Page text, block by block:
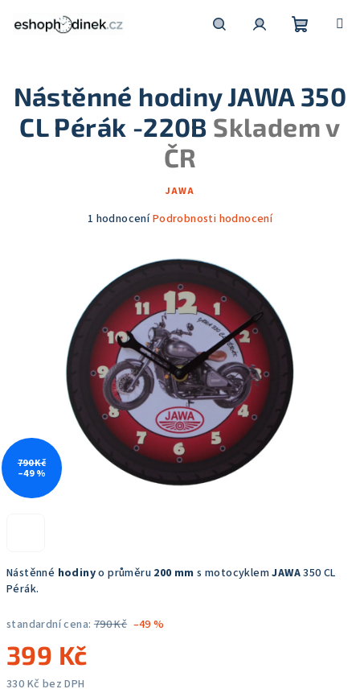
košík
Nástěnné hodinyo průměru 200 mm s motocyklemJAWA350 CL
Pérák.
standardní cena: 790 Kč –49 %
399 Kč
330 Kč bez DPH
Nástěnné hodiny JAWA 350
CL Pérák -220B Skladem v
ČR
JAWA
Průměrné
z
5
hvězdiček.
1 hodnoceníPodrobnosti hodnocení
790 Kč
–49 %